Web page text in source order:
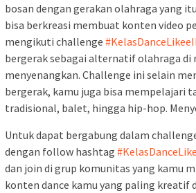
bosan dengan gerakan olahraga yang
bisa berkreasi membuat konten video
mengikuti challenge
bergerak sebagai alternatif olahraga di
menyenangkan. Challenge ini selain
bergerak, kamu juga bisa mempelajari
tradisional, balet, hingga hip-hop.
Untuk dapat bergabung dalam
dengan follow hashtag
dan join di grup komunitas yang kamu
konten dance kamu yang paling kreatif